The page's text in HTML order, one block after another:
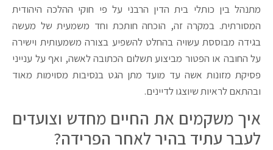
מתנהל בין כותלי בית הדין הרבני על פי חוקי ההלכה היהודית
המסורתית. במקרה זה, הוכחה חותכת וחד משמעית של מעשה
בגידה מבוססת עשויה בהחלט להשפיע בצורה משמעותית וישירה
על החובה או הפטור מביצוע תשלום הכתובה לאשה, ואף על ענייני
פסיקת מזונות אשה עד מועד מתן הגט בנסיבות מסוימות מאוד
ובהתאם לראיות שיוצגו לדיינים.
איך משקמים את החיים מחדש וצועדים
לעבר עתיד בהיר לאחר הפרידה?